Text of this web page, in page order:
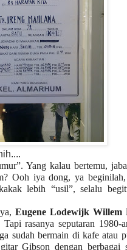
Yang kalau bertemu,
Ooh iya dong, ya
lebih “usil”, selalu
Eugene Lodewijk Willem
rasanya seputaran 1980-
sudah bermain di kafe atau
Gibson dengan berbagai